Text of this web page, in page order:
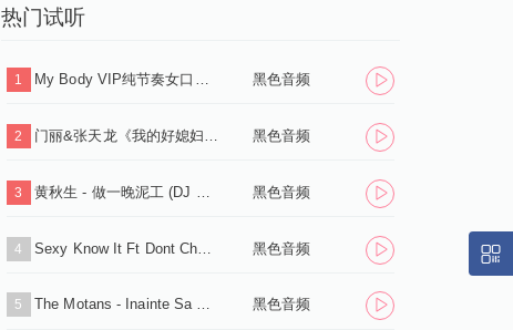
热门试听
1 My Body VIP纯节奏女口水带叫床(Original 2018 Mix) 黑色音频
2 门丽&张天龙《我的好媳妇儿》(DJCandy Mix) 黑色音频
3 黑色音频
4 黑色音频
5 The Motans - Inainte Sa Ne Fi Nascut (Dirty Nano Remix)vip 黑色音频